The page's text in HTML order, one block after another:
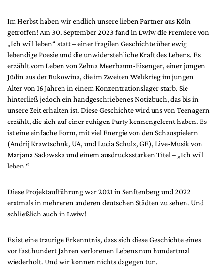
Im Herbst haben wir endlich unsere lieben Partner aus Köln
getroffen! Am 30. September 2023 fand in Lwiw die Premiere von
„Ich will leben“ statt – einer fragilen Geschichte über ewig
lebendige Poesie und die unwiderstehliche Kraft des Lebens. Es
erzählt vom Leben von Zelma Meerbaum-Eisenger, einer jungen
Jüdin aus der Bukowina, die im Zweiten Weltkrieg im jungen
Alter von 16 Jahren in einem Konzentrationslager starb. Sie
hinterließ jedoch ein handgeschriebenes Notizbuch, das bis in
unsere Zeit erhalten ist. Diese Geschichte wird uns von Teenagern
erzählt, die sich auf einer ruhigen Party kennengelernt haben. Es
ist eine einfache Form, mit viel Energie von den Schauspielern
(Andrij Krawtschuk, UA, und Lucia Schulz, GE), Live-Musik von
Marjana Sadowska und einem ausdrucksstarken Titel – „Ich will
leben.“
Diese Projektaufführung war 2021 in Senftenberg und 2022
erstmals in mehreren anderen deutschen Städten zu sehen. Und
schließlich auch in Lwiw!
Es ist eine traurige Erkenntnis, dass sich diese Geschichte eines
vor fast hundert Jahren verlorenen Lebens nun hundertmal
wiederholt. Und wir können nichts dagegen tun.